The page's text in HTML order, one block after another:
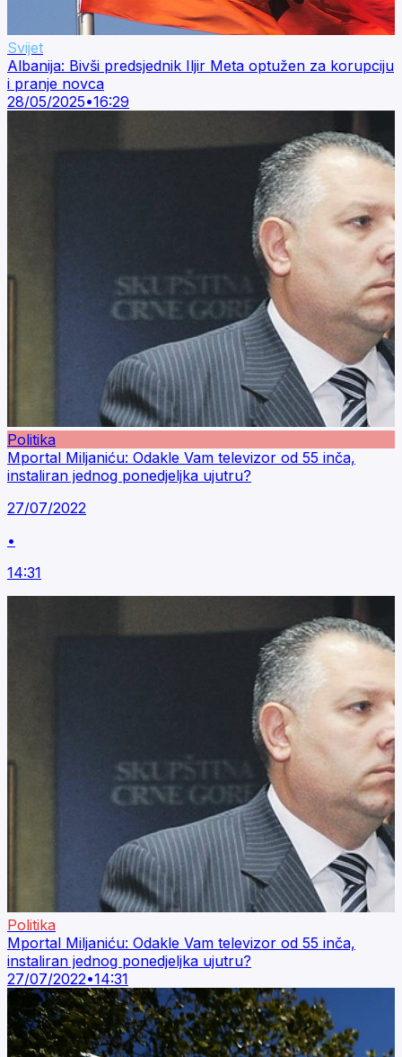
Svijet
Albanija: Bivši predsjednik Iljir Meta optužen za korupciju
i pranje novca
28/05/2025•16:29
Politika
Mportal Miljaniću: Odakle Vam televizor od 55 inča,
instaliran jednog ponedjeljka ujutru?
27/07/2022
•
14:31
Politika
Mportal Miljaniću: Odakle Vam televizor od 55 inča,
instaliran jednog ponedjeljka ujutru?
27/07/2022•14:31